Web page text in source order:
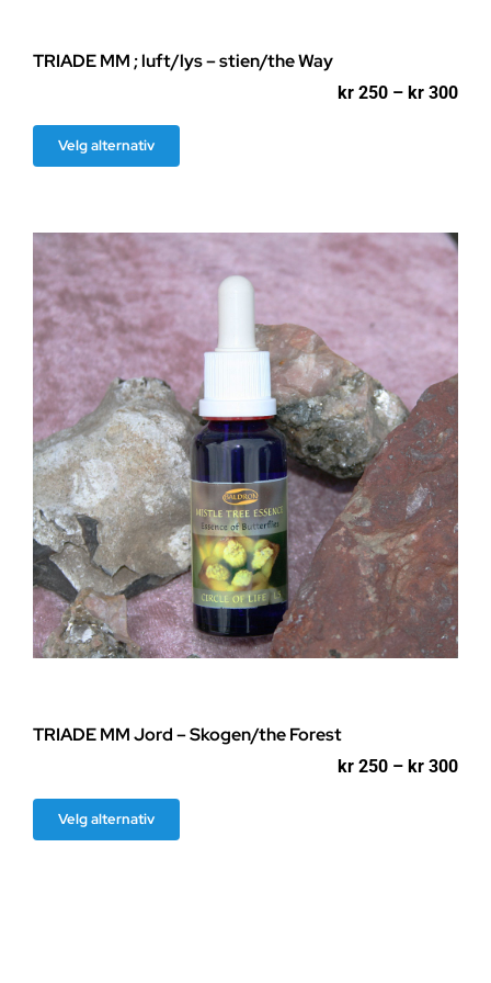
TRIADE MM ; luft/lys – stien/the Way
kr 250 – kr 300
Velg alternativ
produktet
flere
Alternativene
velges
på
produktsiden
TRIADE MM Jord – Skogen/the Forest
kr 250 – kr 300
Velg alternativ
produktet